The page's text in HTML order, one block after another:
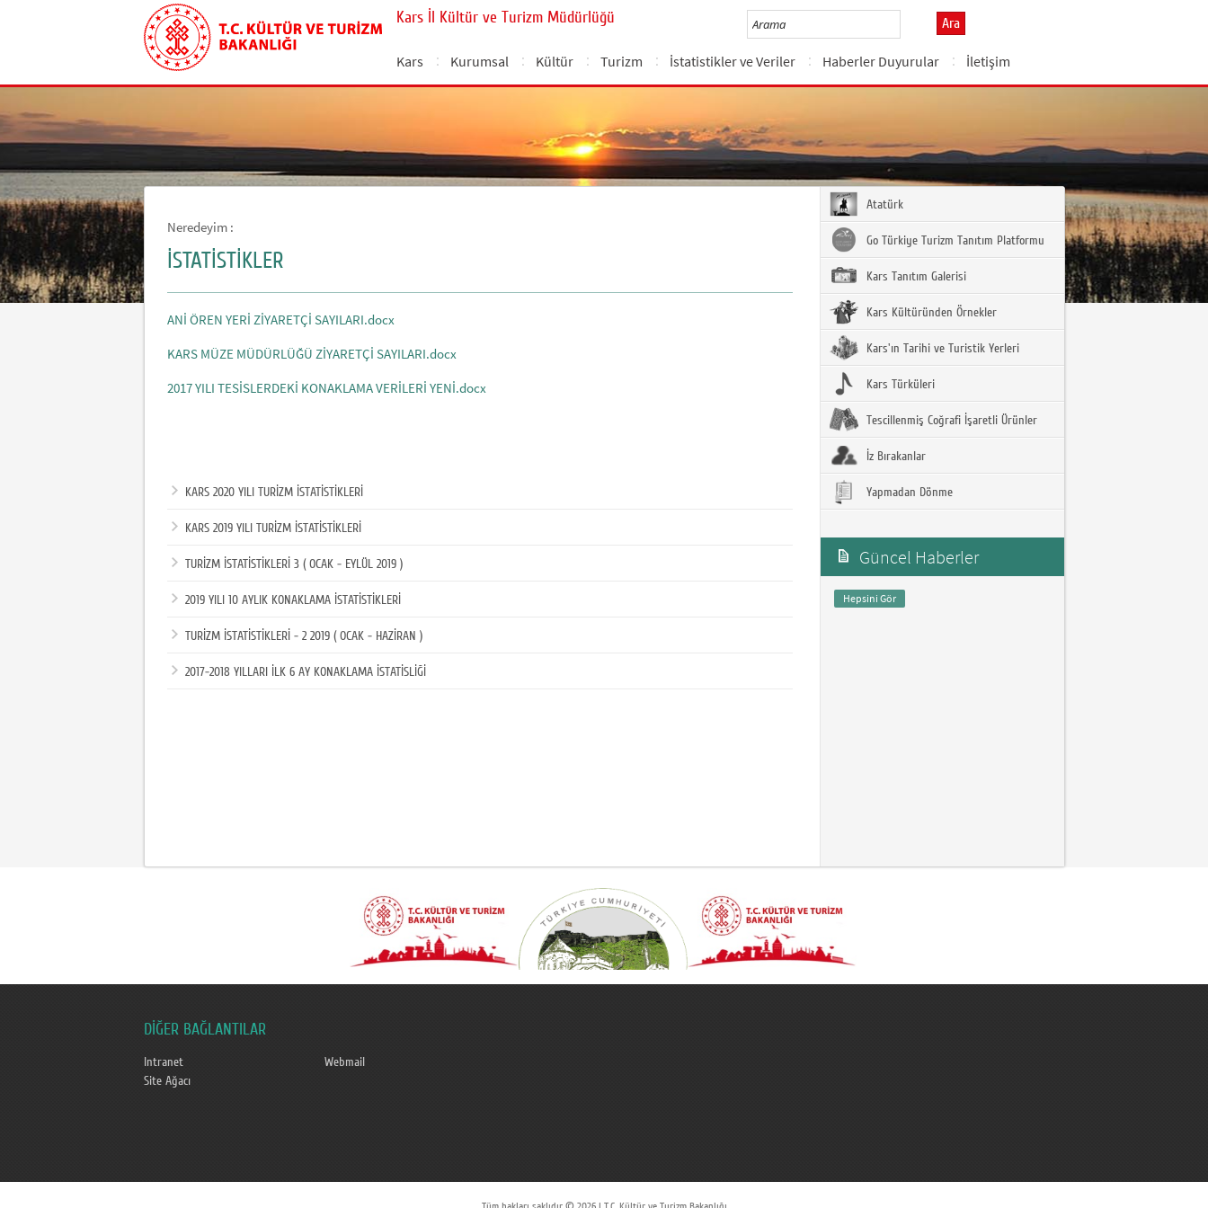
Kars İl Kültür ve Turizm Müdürlüğü Ara
Kars Kurumsal Kültür Turizm İstatistikler ve Veriler Haberler Duyurular İletişim
Neredeyim :
İSTATİSTİKLER
ANİ ÖREN YERİ ZİYARETÇİ SAYILARI.docx
KARS MÜZE MÜDÜRLÜĞÜ ZİYARETÇİ SAYILARI.docx
2017 YILI TESİSLERDEKİ KONAKLAMA VERİLERİ YENİ.docx
KARS 2020 YILI TURİZM İSTATİSTİKLERİ
KARS 2019 YILI TURİZM İSTATİSTİKLERİ
TURİZM İSTATİSTİKLERİ 3 ( OCAK - EYLÜL 2019 )
2019 YILl 10 AYLIK KONAKLAMA İSTATİSTİKLERİ
TURİZM İSTATİSTİKLERİ - 2 2019 ( OCAK - HAZİRAN )
2017-2018 YILLARI İLK 6 AY KONAKLAMA İSTATİSLİĞİ
Atatürk
Go Türkiye Turizm Tanıtım Platformu
Kars Tanıtım Galerisi
Kars Kültüründen Örnekler
Kars'ın Tarihi ve Turistik Yerleri
Kars Türküleri
Tescillenmiş Coğrafi İşaretli Ürünler
İz Bırakanlar
Yapmadan Dönme
Güncel Haberler
Hepsini Gör
DİĞER BAĞLANTILAR
Intranet
Webmail
Site Ağacı